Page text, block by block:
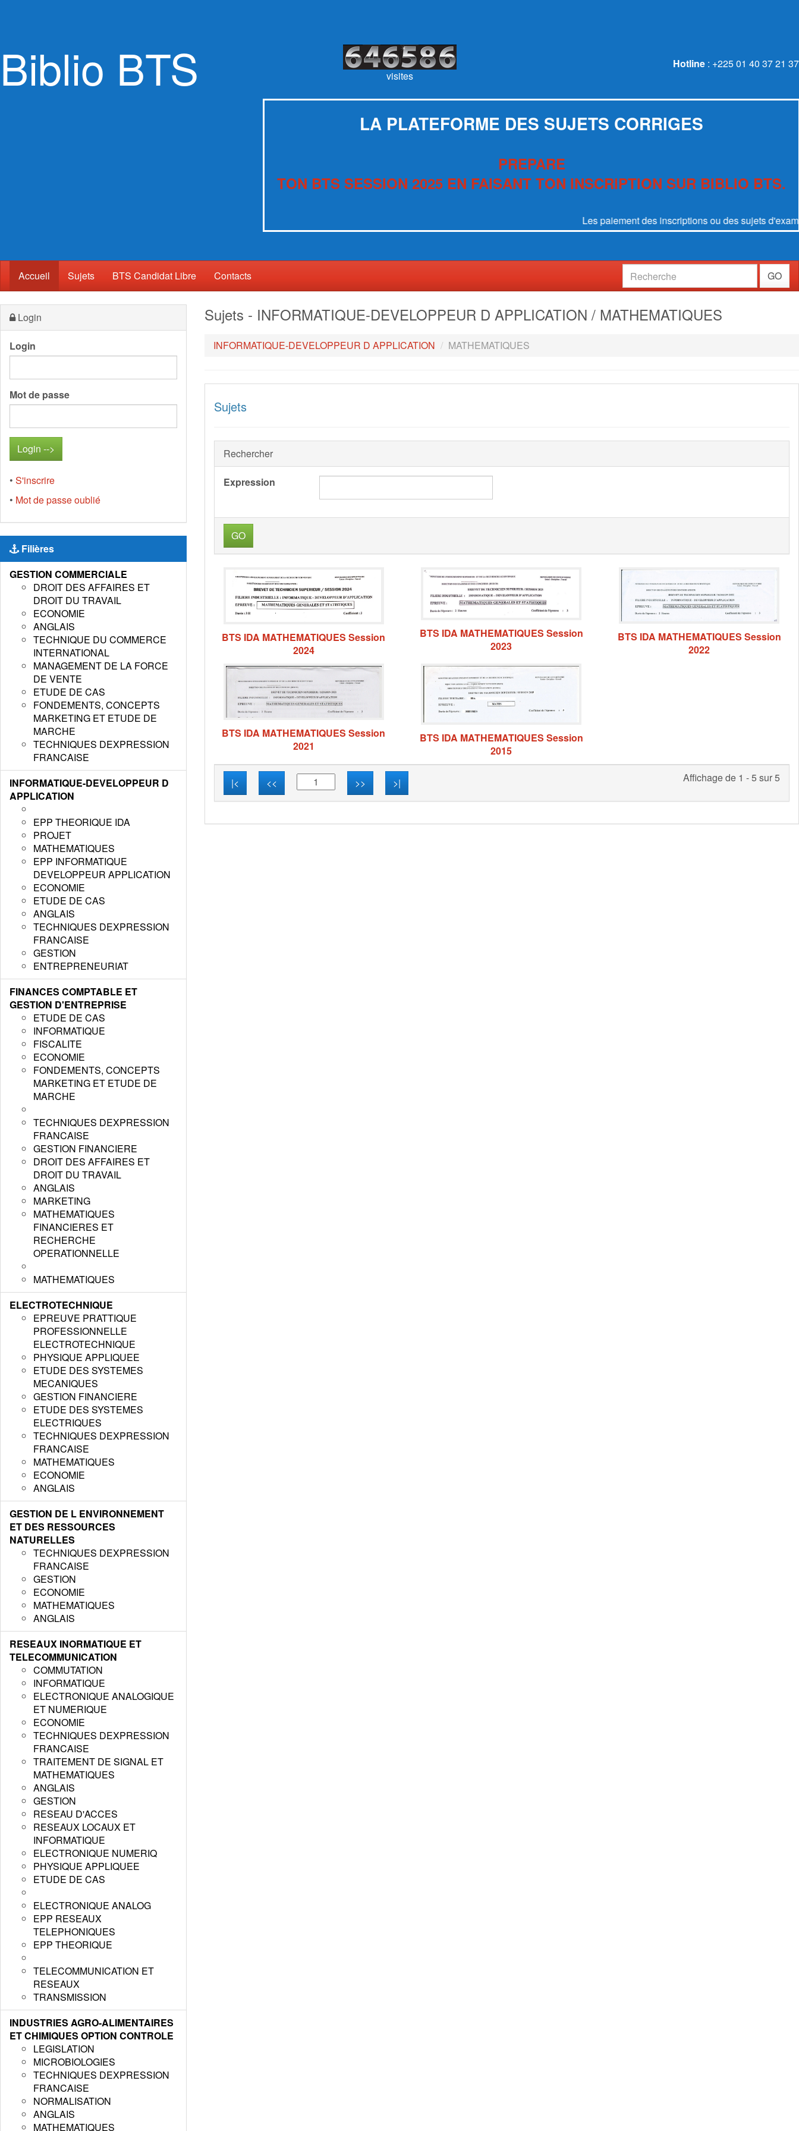
Biblio BTS visites
Hotline : +225 01 40 37 21 37
LA PLATEFORME DES SUJETS CORRIGES
PREPARE
TON BTS SESSION 2025 EN FAISANT TON INSCRIPTION SUR BIBLIO BTS.
Les paiement des inscriptions ou des sujets d'examen se
Accueil (current)
Sujets BTS Candidat Libre Contacts GO
Login
Login
Mot de passe
• S'inscrire
• Mot de passe oublié
Filières
GESTION COMMERCIALE
DROIT DES AFFAIRES ET
DROIT DU TRAVAIL
ECONOMIE
ANGLAIS
TECHNIQUE DU COMMERCE
INTERNATIONAL
MANAGEMENT DE LA FORCE
DE VENTE
ETUDE DE CAS
FONDEMENTS, CONCEPTS
MARKETING ET ETUDE DE
MARCHE
TECHNIQUES DEXPRESSION
FRANCAISE
INFORMATIQUE-DEVELOPPEUR D
APPLICATION
EPP THEORIQUE IDA
PROJET
MATHEMATIQUES
EPP INFORMATIQUE
DEVELOPPEUR APPLICATION
ECONOMIE
ETUDE DE CAS
ANGLAIS
TECHNIQUES DEXPRESSION
FRANCAISE
GESTION
ENTREPRENEURIAT
FINANCES COMPTABLE ET
GESTION D'ENTREPRISE
ETUDE DE CAS
INFORMATIQUE
FISCALITE
ECONOMIE
FONDEMENTS, CONCEPTS
MARKETING ET ETUDE DE
MARCHE
TECHNIQUES DEXPRESSION
FRANCAISE
GESTION FINANCIERE
DROIT DES AFFAIRES ET
DROIT DU TRAVAIL
ANGLAIS
MARKETING
MATHEMATIQUES
FINANCIERES ET
RECHERCHE
OPERATIONNELLE
MATHEMATIQUES
ELECTROTECHNIQUE
EPREUVE PRATTIQUE
PROFESSIONNELLE
ELECTROTECHNIQUE
PHYSIQUE APPLIQUEE
ETUDE DES SYSTEMES
MECANIQUES
GESTION FINANCIERE
ETUDE DES SYSTEMES
ELECTRIQUES
TECHNIQUES DEXPRESSION
FRANCAISE
MATHEMATIQUES
ECONOMIE
ANGLAIS
GESTION DE L ENVIRONNEMENT
ET DES RESSOURCES
NATURELLES
TECHNIQUES DEXPRESSION
FRANCAISE
GESTION
ECONOMIE
MATHEMATIQUES
ANGLAIS
RESEAUX INORMATIQUE ET
TELECOMMUNICATION
COMMUTATION
INFORMATIQUE
ELECTRONIQUE ANALOGIQUE
ET NUMERIQUE
ECONOMIE
TECHNIQUES DEXPRESSION
FRANCAISE
TRAITEMENT DE SIGNAL ET
MATHEMATIQUES
ANGLAIS
GESTION
RESEAU D'ACCES
RESEAUX LOCAUX ET
INFORMATIQUE
ELECTRONIQUE NUMERIQ
PHYSIQUE APPLIQUEE
ETUDE DE CAS
ELECTRONIQUE ANALOG
EPP RESEAUX
TELEPHONIQUES
EPP THEORIQUE
TELECOMMUNICATION ET
RESEAUX
TRANSMISSION
INDUSTRIES AGRO-ALIMENTAIRES
ET CHIMIQUES OPTION CONTROLE
LEGISLATION
MICROBIOLOGIES
TECHNIQUES DEXPRESSION
FRANCAISE
NORMALISATION
ANGLAIS
MATHEMATIQUES
Sujets - INFORMATIQUE-DEVELOPPEUR D APPLICATION / MATHEMATIQUES
INFORMATIQUE-DEVELOPPEUR D APPLICATION MATHEMATIQUES
Sujets
Rechercher
Expression
GO
BTS IDA MATHEMATIQUES Session
2024
BTS IDA MATHEMATIQUES Session
2023
BTS IDA MATHEMATIQUES Session
2022
BTS IDA MATHEMATIQUES Session
2021
BTS IDA MATHEMATIQUES Session
2015
|< << >> >| Affichage de 1 - 5 sur 5